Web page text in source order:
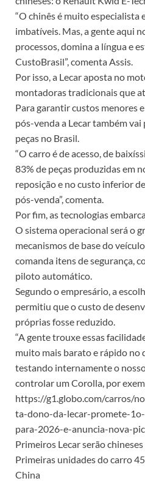
“O chinês é muito especialista
imbatíveis. Mas, a gente aqui
processos, domina a língua e
CustoBrasil”, comenta Assis.
Por isso, a Lecar aposta no
montadoras tradicionais que
Para garantir custos menores
pós-venda a Lecar também
peças no Brasil.
“O carro é de acesso, de
83% de peças produzidas em
reposição e no custo inferior
pós-venda”, comenta.
Por fim, as tecnologias
O sistema operacional será o
mecanismos de base do
comanda itens de segurança,
piloto automático.
Segundo o empresário, a
permitiu que o custo de
próprias fosse reduzido.
“A gente trouxe essas
muito mais barato e rápido no
testando internamente o
controlar um Corolla, por
https://g1.globo.com/carros/
ta-dono-da-lecar-promete-
para-2026-e-anuncia-nova-
Primeiros Lecar serão chineses
Primeiras unidades do carro
China